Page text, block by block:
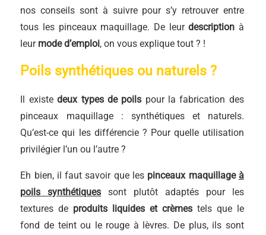
nos conseils sont à suivre pour s’y retrouver entre
tous les pinceaux maquillage. De leurdescription à
leur mode d’emploi, on vous explique tout ? !
Poils synthétiques ou naturels ?
Il existedeux types de poils pour la fabrication des
pinceaux maquillage : synthétiques et naturels.
Qu’est-ce qui les différencie ? Pour quelle utilisation
privilégier l’un ou l’autre ?
Eh bien, il faut savoir que les pinceaux maquillage à
poils synthétiques sont plutôt adaptés pour les
textures de produits liquides et crèmes tels que le
fond de teint ou le rouge à lèvres. De plus, ils sont